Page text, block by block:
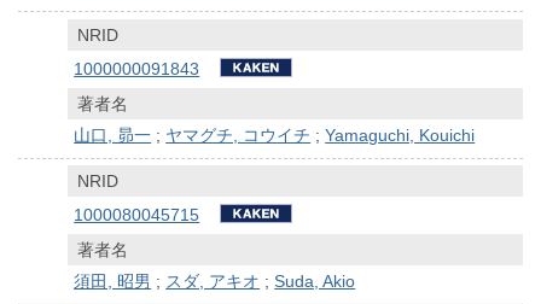
NRID
1000000091843
著者名
山口, 昴一 ; ヤマグチ, コウイチ ;Yamaguchi, Kouichi
NRID
1000080045715
著者名
須田, 昭男 ; スダ, アキオ ;Suda, Akio